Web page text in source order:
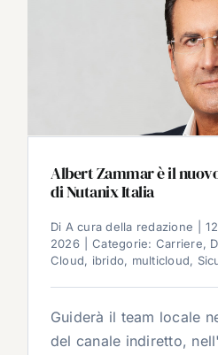
Albert Zammar è il
di Nutanix Italia
Di A cura della redazione
2026
Categorie: Carriere,
Cloud, ibrido, multicloud,
Guiderà il team locale
del canale indiretto,